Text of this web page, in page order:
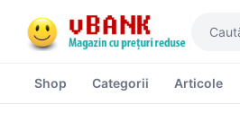
Shop Categorii Articole